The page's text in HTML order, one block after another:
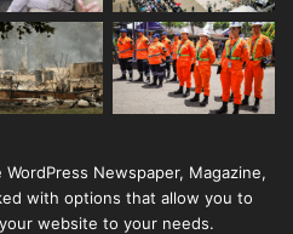
Newspaper, Magazine,
with options that allow you to
website to your needs.